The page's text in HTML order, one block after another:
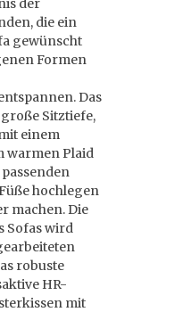
der
die ein
gewünscht
Formen
Das
Sitztiefe,
einem
warmen Plaid
hochlegen
machen. Die
Sofas wird
robuste
HR-
mit